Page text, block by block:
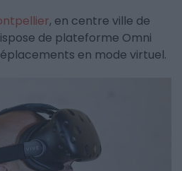
, en centre ville de
de plateforme Omni
en mode virtuel.